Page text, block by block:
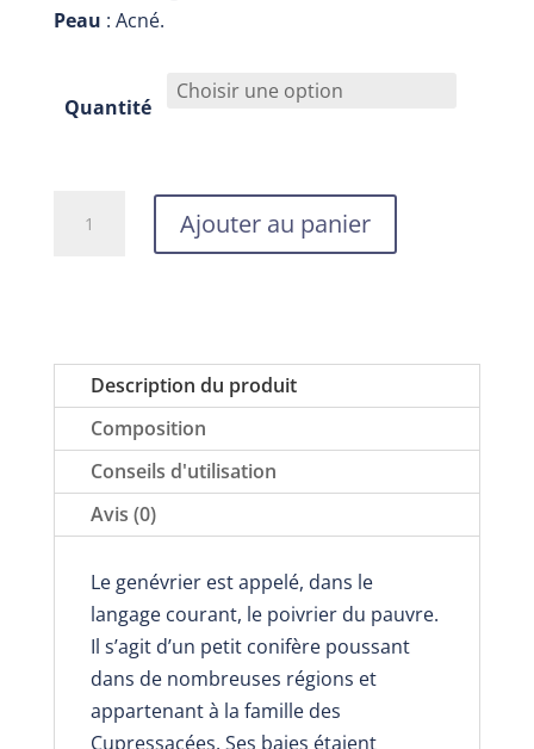
Peau : Acné.
Quantité
genévrier,
Nabio,
10
lourdeur
digestive
Ajouter au panier
Description du produit
Composition
Conseils d'utilisation
Avis (0)
Le genévrier est appelé, dans le
langage courant, le poivrier du pauvre.
Il s’agit d’un petit conifère poussant
dans de nombreuses régions et
appartenant à la famille des
Cupressacées. Ses baies étaient